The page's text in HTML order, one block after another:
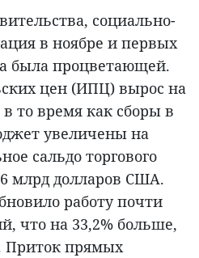
социально-
в ноябре и первых
была процветающей.
цен (ИПЦ) вырос на
в то время как сборы в
увеличены на
сальдо торгового
млрд долларов США.
работу почти
что на 33,2% больше,
Приток прямых